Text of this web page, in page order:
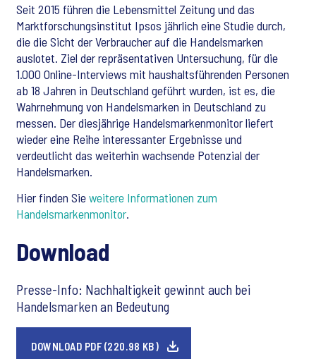
Seit 2015 führen die Lebensmittel Zeitung und das
Marktforschungsinstitut Ipsos jährlich eine Studie durch,
die die Sicht der Verbraucher auf die Handelsmarken
auslotet. Ziel der repräsentativen Untersuchung, für die
1.000 Online-Interviews mit haushaltsführenden Personen
ab 18 Jahren in Deutschland geführt wurden, ist es, die
Wahrnehmung von Handelsmarken in Deutschland zu
messen. Der diesjährige Handelsmarkenmonitor liefert
wieder eine Reihe interessanter Ergebnisse und
verdeutlicht das weiterhin wachsende Potenzial der
Handelsmarken.
Hier finden Sieweitere Informationen zum
Handelsmarkenmonitor.
Download
Presse-Info: Nachhaltigkeit gewinnt auch bei
Handelsmarken an Bedeutung
DOWNLOAD PDF (220.98 KB)